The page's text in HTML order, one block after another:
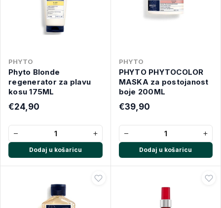
PHYTO
Phyto Blonde
regenerator za plavu
kosu 175ML
€24,90
− +
Dodaj u košaricu
PHYTO
PHYTO PHYTOCOLOR
MASKA za postojanost
boje 200ML
€39,90
− +
Dodaj u košaricu